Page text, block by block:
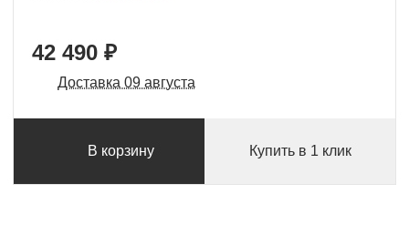
42 490 ₽
Доставка 09 августа
В корзину Купить в 1 клик